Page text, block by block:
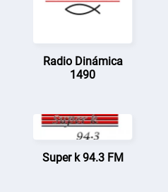
Radio Dinámica
1490
Super k 94.3 FM